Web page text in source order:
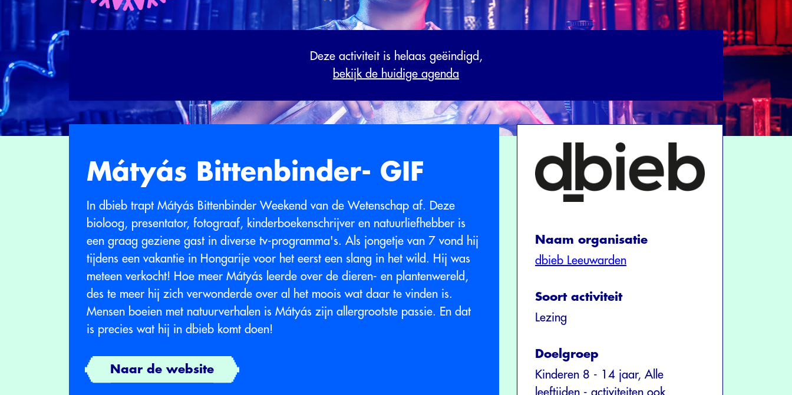
Deze activiteit is helaas geëindigd,
bekijk de huidige agenda
Mátyás Bittenbinder- GIF
In dbieb trapt Mátyás Bittenbinder Weekend van de Wetenschap af. Deze
bioloog, presentator, fotograaf, kinderboekenschrijver en natuurliefhebber is
een graag geziene gast in diverse tv-programma's. Als jongetje van 7 vond hij
tijdens een vakantie in Hongarije voor het eerst een slang in het wild. Hij was
meteen verkocht! Hoe meer Mátyás leerde over de dieren- en plantenwereld,
des te meer hij zich verwonderde over al het moois wat daar te vinden is.
Mensen boeien met natuurverhalen is Mátyás zijn allergrootste passie. En dat
is precies wat hij in dbieb komt doen!
Naar de website
Naam organisatie
dbieb Leeuwarden
Soort activiteit
Lezing
Doelgroep
Kinderen 8 - 14 jaar, Alle
leeftijden - activiteiten ook